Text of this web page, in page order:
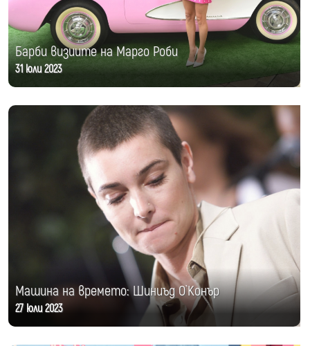
Барби визиите на Марго Роби
31 юли 2023
Машина на времето: Шиниъд О`Конър
27 юли 2023